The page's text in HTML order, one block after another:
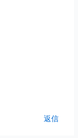
返信